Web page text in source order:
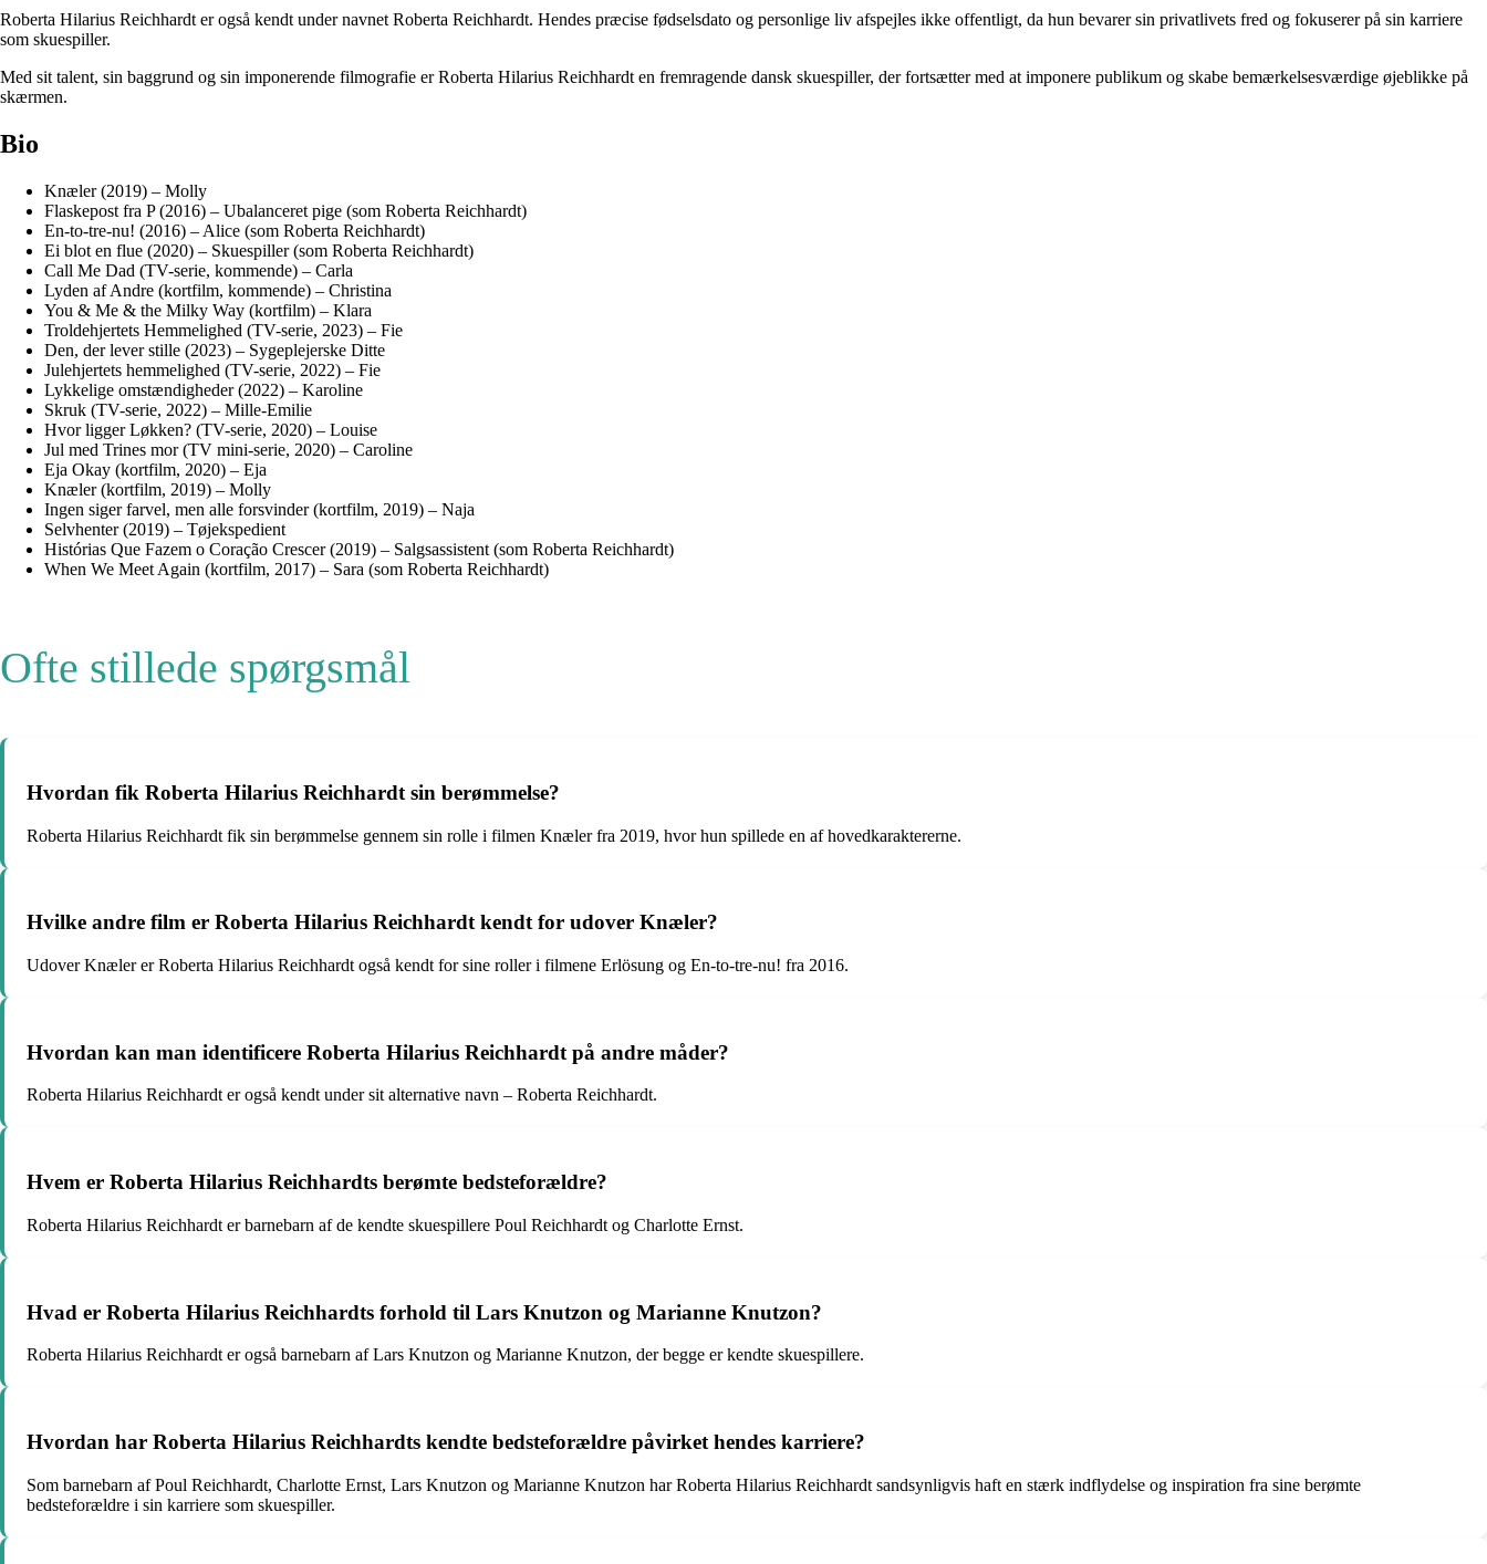
Roberta Hilarius Reichhardt er også kendt under navnet Roberta Reichhardt. Hendes præcise fødselsdato og personlige liv afspejles ikke offentligt, da hun bevarer sin privatlivets fred og fokuserer på sin karriere
som skuespiller.
Med sit talent, sin baggrund og sin imponerende filmografie er Roberta Hilarius Reichhardt en fremragende dansk skuespiller, der fortsætter med at imponere publikum og skabe bemærkelsesværdige øjeblikke på
skærmen.
Bio
Knæler (2019) – Molly
Flaskepost fra P (2016) – Ubalanceret pige (som Roberta Reichhardt)
En-to-tre-nu! (2016) – Alice (som Roberta Reichhardt)
Ei blot en flue (2020) – Skuespiller (som Roberta Reichhardt)
Call Me Dad (TV-serie, kommende) – Carla
Lyden af Andre (kortfilm, kommende) – Christina
You & Me & the Milky Way (kortfilm) – Klara
Troldehjertets Hemmelighed (TV-serie, 2023) – Fie
Den, der lever stille (2023) – Sygeplejerske Ditte
Julehjertets hemmelighed (TV-serie, 2022) – Fie
Lykkelige omstændigheder (2022) – Karoline
Skruk (TV-serie, 2022) – Mille-Emilie
Hvor ligger Løkken? (TV-serie, 2020) – Louise
Jul med Trines mor (TV mini-serie, 2020) – Caroline
Eja Okay (kortfilm, 2020) – Eja
Knæler (kortfilm, 2019) – Molly
Ingen siger farvel, men alle forsvinder (kortfilm, 2019) – Naja
Selvhenter (2019) – Tøjekspedient
Histórias Que Fazem o Coração Crescer (2019) – Salgsassistent (som Roberta Reichhardt)
When We Meet Again (kortfilm, 2017) – Sara (som Roberta Reichhardt)
Ofte stillede spørgsmål
Hvordan fik Roberta Hilarius Reichhardt sin berømmelse?
Roberta Hilarius Reichhardt fik sin berømmelse gennem sin rolle i filmen Knæler fra 2019, hvor hun spillede en af hovedkaraktererne.
Hvilke andre film er Roberta Hilarius Reichhardt kendt for udover Knæler?
Udover Knæler er Roberta Hilarius Reichhardt også kendt for sine roller i filmene Erlösung og En-to-tre-nu! fra 2016.
Hvordan kan man identificere Roberta Hilarius Reichhardt på andre måder?
Roberta Hilarius Reichhardt er også kendt under sit alternative navn – Roberta Reichhardt.
Hvem er Roberta Hilarius Reichhardts berømte bedsteforældre?
Roberta Hilarius Reichhardt er barnebarn af de kendte skuespillere Poul Reichhardt og Charlotte Ernst.
Hvad er Roberta Hilarius Reichhardts forhold til Lars Knutzon og Marianne Knutzon?
Roberta Hilarius Reichhardt er også barnebarn af Lars Knutzon og Marianne Knutzon, der begge er kendte skuespillere.
Hvordan har Roberta Hilarius Reichhardts kendte bedsteforældre påvirket hendes karriere?
Som barnebarn af Poul Reichhardt, Charlotte Ernst, Lars Knutzon og Marianne Knutzon har Roberta Hilarius Reichhardt sandsynligvis haft en stærk indflydelse og inspiration fra sine berømte
bedsteforældre i sin karriere som skuespiller.